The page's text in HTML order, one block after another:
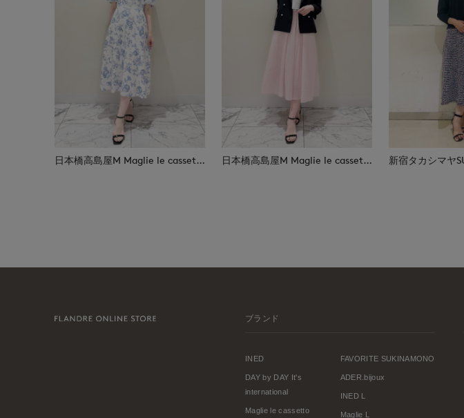
日本橋高島屋M Maglie le cassetto 日本橋高島屋M Maglie le cassetto 新宿タカシマヤ
ブランド
INED
DAY by DAY It's
international
Maglie le cassetto
FAVORITE SUKINAMONO
ADER.bijoux
INED L
Maglie L